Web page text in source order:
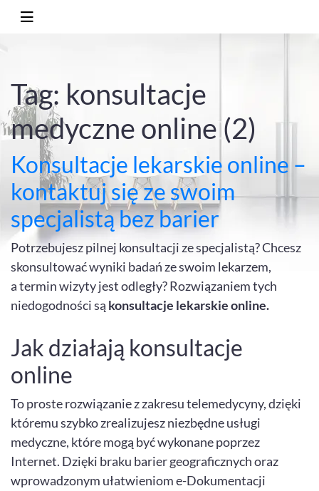
Tag: konsultacje
medyczne online (2)
Konsultacje lekarskie online –
kontaktuj się ze swoim
specjalistą bez barier
Potrzebujesz pilnej konsultacji ze specjalistą? Chcesz
skonsultować wyniki badań ze swoim lekarzem,
a termin wizyty jest odległy? Rozwiązaniem tych
niedogodności są konsultacje lekarskie online.
Jak działają konsultacje
online
To proste rozwiązanie z zakresu telemedycyny, dzięki
któremu szybko zrealizujesz niezbędne usługi
medyczne, które mogą być wykonane poprzez
Internet. Dzięki braku barier geograficznych oraz
wprowadzonym ułatwieniom e-Dokumentacji